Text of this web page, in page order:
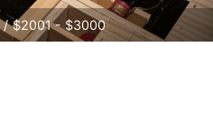
$2001 - $3000